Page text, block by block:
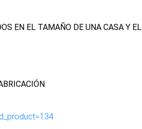
EN EL TAMAÑO DE UNA CASA Y EL